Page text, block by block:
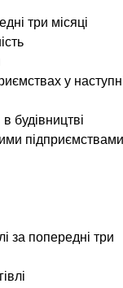
три місяці
у
будівництві
за попередні три